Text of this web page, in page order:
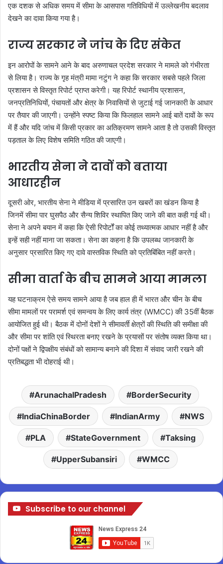
एक दशक से अधिक समय में सीमा के आसपास गतिविधियों में उल्लेखनीय बदलाव
देखने का दावा किया गया है।
राज्य सरकार ने जांच के दिए संकेत
इन आरोपों के सामने आने के बाद अरुणाचल प्रदेश सरकार ने मामले को गंभीरता
से लिया है। राज्य के गृह मंत्री मामा नटुंग ने कहा कि सरकार सबसे पहले जिला
प्रशासन से विस्तृत रिपोर्ट प्राप्त करेगी। यह रिपोर्ट स्थानीय प्रशासन,
जनप्रतिनिधियों, पंचायतों और क्षेत्र के निवासियों से जुटाई गई जानकारी के आधार
पर तैयार की जाएगी। उन्होंने स्पष्ट किया कि फिलहाल सामने आई बातें दावों के रूप
में हैं और यदि जांच में किसी प्रकार का अतिक्रमण सामने आता है तो उसकी विस्तृत
पड़ताल के लिए विशेष समिति गठित की जाएगी।
भारतीय सेना ने दावों को बताया
आधारहीन
दूसरी ओर, भारतीय सेना ने मीडिया में प्रसारित उन खबरों का खंडन किया है
जिनमें सीमा पार घुसपैठ और सैन्य शिविर स्थापित किए जाने की बात कही गई थी।
सेना ने अपने बयान में कहा कि ऐसी रिपोर्टों का कोई तथ्यात्मक आधार नहीं है और
इन्हें सही नहीं माना जा सकता। सेना का कहना है कि उपलब्ध जानकारी के
अनुसार प्रसारित किए गए दावे वास्तविक स्थिति को प्रतिबिंबित नहीं करते।
सीमा वार्ता के बीच सामने आया मामला
यह घटनाक्रम ऐसे समय सामने आया है जब हाल ही में भारत और चीन के बीच
सीमा मामलों पर परामर्श एवं समन्वय के लिए कार्य तंत्र (WMCC) की 35वीं बैठक
आयोजित हुई थी। बैठक में दोनों देशों ने सीमावर्ती क्षेत्रों की स्थिति की समीक्षा की
और सीमा पर शांति एवं स्थिरता बनाए रखने के प्रयासों पर संतोष व्यक्त किया था।
दोनों पक्षों ने द्विपक्षीय संबंधों को सामान्य बनाने की दिशा में संवाद जारी रखने की
प्रतिबद्धता भी दोहराई थी।
ArunachalPradesh BorderSecurity
IndiaChinaBorder IndianArmy NWS
PLA StateGovernment Taksing
UpperSubansiri WMCC
Subscribe to our channel